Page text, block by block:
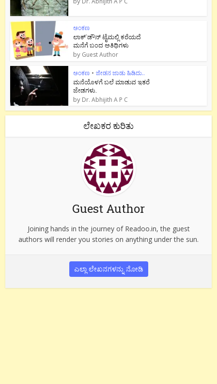
ಅಂಕಣ
ಲಾಕ್`ಡೌನ್ ಟೈಮಲ್ಲಿ ಕರೆಯದೆ
ಮನೆಗೆ ಬಂದ ಅತಿಥಿಗಳು
by Guest Author
ಅಂಕಣ • ಜೇಡನ ಜಾಡು ಹಿಡಿದು..
ಮನೆಯೊಳಗೆ ಬಲೆ ಮಾಡುವ ಇತರೆ
ಜೇಡಗಳು.
by Dr. Abhijith A P C
ಲೇಖಕರ ಕುರಿತು
Guest Author
Joining hands in the journey of Readoo.in, the guest
authors will render you stories on anything under the sun.
ಎಲ್ಲಾ ಲೇಖನಗಳನ್ನು ನೋಡಿ